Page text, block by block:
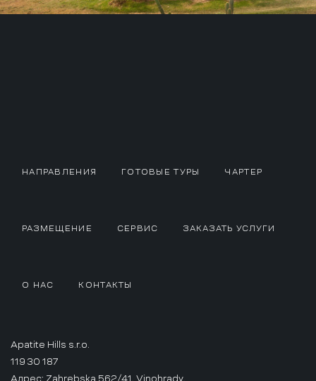
НАПРАВЛЕНИЯ ГОТОВЫЕ ТУРЫ ЧАРТЕР
РАЗМЕЩЕНИЕ СЕРВИС ЗАКАЗАТЬ УСЛУГИ
О НАС КОНТАКТЫ
Apatite Hills s.r.o.
119 30 187
Адрес: Zahrebska 562/41, Vinohrady,